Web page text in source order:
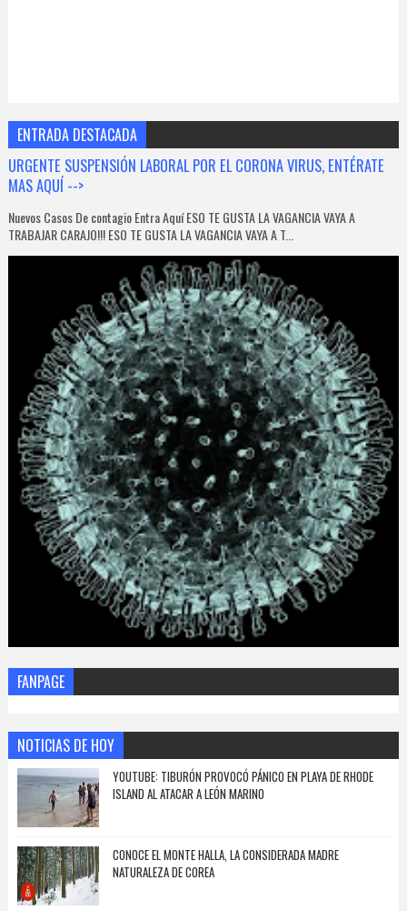
ENTRADA DESTACADA
URGENTE SUSPENSIÓN LABORAL POR EL CORONA VIRUS, ENTÉRATE
MAS AQUÍ -->
Nuevos Casos De contagio Entra Aquí ESO TE GUSTA LA VAGANCIA VAYA A
TRABAJAR CARAJO!!! ESO TE GUSTA LA VAGANCIA VAYA A T...
FANPAGE
NOTICIAS DE HOY
YOUTUBE: TIBURÓN PROVOCÓ PÁNICO EN PLAYA DE RHODE
ISLAND AL ATACAR A LEÓN MARINO
CONOCE EL MONTE HALLA, LA CONSIDERADA MADRE
NATURALEZA DE COREA